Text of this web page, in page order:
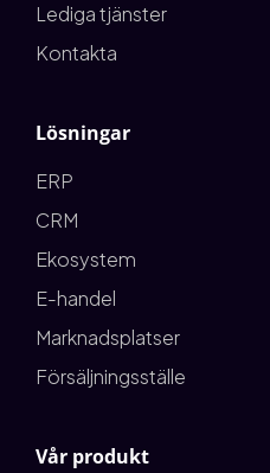
Lediga tjänster
Kontakta
Lösningar
ERP
CRM
Ekosystem
E-handel
Marknadsplatser
Försäljningsställe
Vår produkt